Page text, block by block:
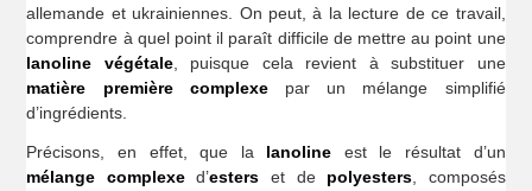
allemande et ukrainiennes. On peut, à la lecture de ce travail,
comprendre à quel point il paraît difficile de mettre au point une
lanoline végétale, puisque cela revient à substituer une
matière première complexepar un mélange simplifié
d’ingrédients.
Précisons, en effet, que la lanoline est le résultat d’un
mélange complexed’esters et de polyesters, composés